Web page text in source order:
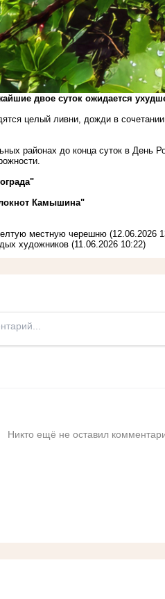
двое суток ожидается
целый ливни, дожди в
районах до конца суток в День
Камышина"
местную черешню (12.06.2026
художников (11.06.2026 10:22)
Никто ещё не оставил